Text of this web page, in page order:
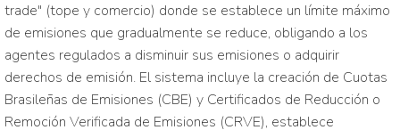
trade" (tope y comercio) donde se establece un límite máximo
de emisiones que gradualmente se reduce, obligando a los
agentes regulados a disminuir sus emisiones o adquirir
derechos de emisión. El sistema incluye la creación de Cuotas
Brasileñas de Emisiones (CBE) y Certificados de Reducción o
Remoción Verificada de Emisiones (CRVE), establece